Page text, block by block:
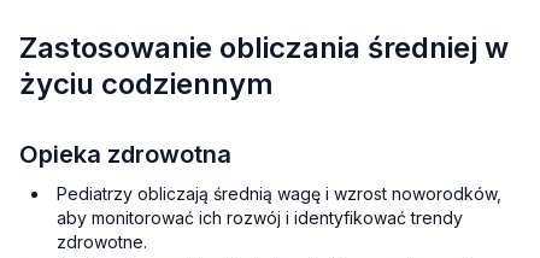
Zastosowanie obliczania średniej w
życiu codziennym
Opieka zdrowotna
Pediatrzy obliczają średnią wagę i wzrost noworodków,
aby monitorować ich rozwój i identyfikować trendy
zdrowotne.